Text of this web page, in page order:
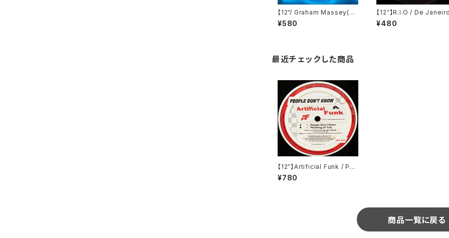
【12”/ Graham Massey(80
8 State) Remix】Blue Pe
arl / Naked In The Rain
¥580
【12”】R.I.O / De
(Royal Flush Records)
(RF074)
¥480
最近チェックした商品
【12”】Artificial Funk / Pe
ople Don't Know (Broth
er Brown Records) (BBR
¥780
商品一覧に戻る